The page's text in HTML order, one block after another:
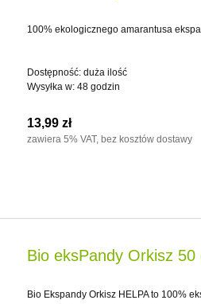
100% ekologicznego amarantusa
Dostępność: duża ilość
Wysyłka w: 48 godzin
13,99 zł
zawiera 5% VAT, bez kosztów dostawy
Bio eksPandy Orkisz 50
Bio Ekspandy Orkisz HELPA to 100%